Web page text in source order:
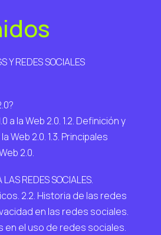
Y REDES SOCIALES
a la Web 2.0. 1.2. Definición y
Web 2.0. 1.3. Principales
2.0.
REDES SOCIALES.
2.2. Historia de las redes
en las redes sociales.
en el uso de redes sociales.